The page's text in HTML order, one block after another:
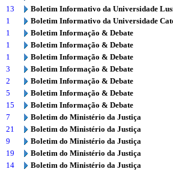
13
Boletim Informativo da Universidade
1
Boletim Informativo da Universidade
1
Boletim Informação & Debate
1
Boletim Informação & Debate
1
Boletim Informação & Debate
3
Boletim Informação & Debate
2
Boletim Informação & Debate
5
Boletim Informação & Debate
15
Boletim Informação & Debate
7
Boletim do Ministério da Justiça
21
Boletim do Ministério da Justiça
9
Boletim do Ministério da Justiça
19
Boletim do Ministério da Justiça
14
Boletim do Ministério da Justiça